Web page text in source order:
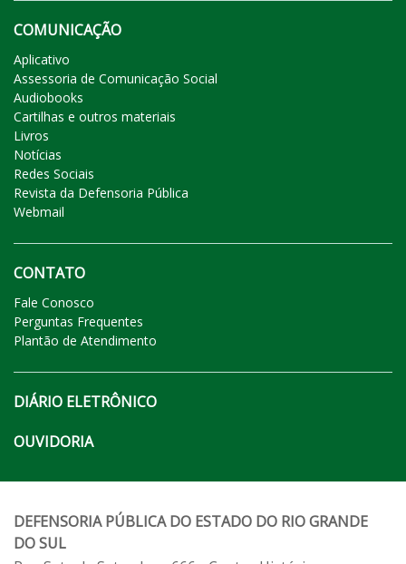
COMUNICAÇÃO
Aplicativo
Assessoria de Comunicação Social
Audiobooks
Cartilhas e outros materiais
Livros
Notícias
Redes Sociais
Revista da Defensoria Pública
Webmail
CONTATO
Fale Conosco
Perguntas Frequentes
Plantão de Atendimento
DIÁRIO ELETRÔNICO
OUVIDORIA
DEFENSORIA PÚBLICA DO ESTADO DO RIO GRANDE
DO SUL